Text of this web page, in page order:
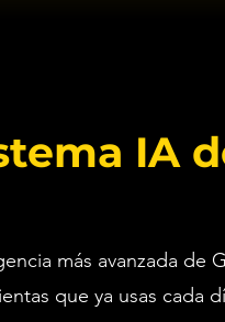
IA
más avanzada de
que ya usas cada